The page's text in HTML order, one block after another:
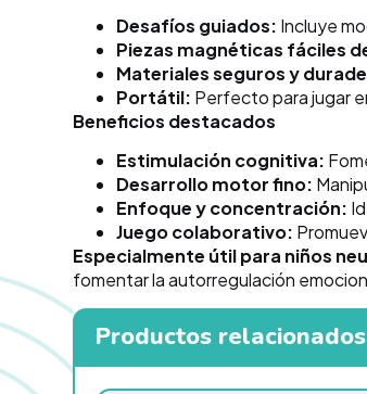
Desafíos guiados: Incluye
Piezas magnéticas fáciles
Materiales seguros y
Portátil: Perfecto para jugar
Beneficios destacados
Estimulación cognitiva:
Desarrollo motor fino:
Enfoque y concentración:
Juego colaborativo:
Especialmente útil para niños
fomentar la autorregulación
Productos relacionados